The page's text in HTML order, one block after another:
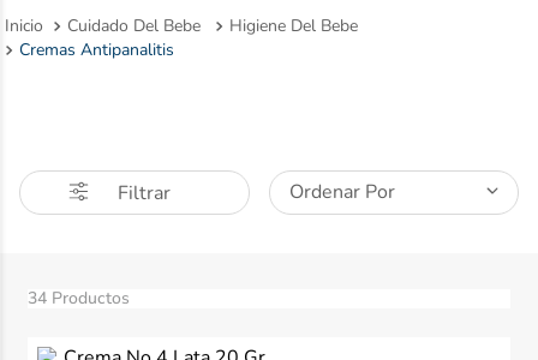
Cuidado Del Bebe
Higiene Del Bebe
Cremas Antipanalitis
Filtrar Ordenar Por
34 Productos
6.
desodorante
9.
clotrimazol
10. ibuprofeno